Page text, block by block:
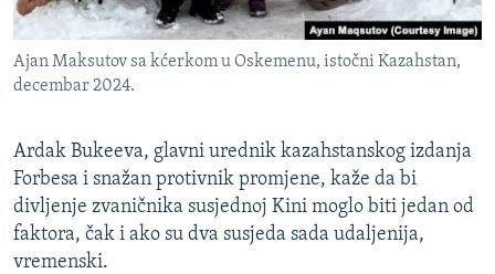
Ajan Maksutov sa kćerkom u Oskemenu, istočni Kazahstan,
decembar 2024.
Ardak Bukeeva, glavni urednik kazahstanskog izdanja
Forbesa i snažan protivnik promjene, kaže da bi
divljenje zvaničnika susjednoj Kini moglo biti jedan od
faktora, čak i ako su dva susjeda sada udaljenija,
vremenski.